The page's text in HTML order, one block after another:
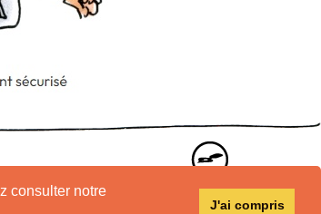
consulter notre
J'ai compris